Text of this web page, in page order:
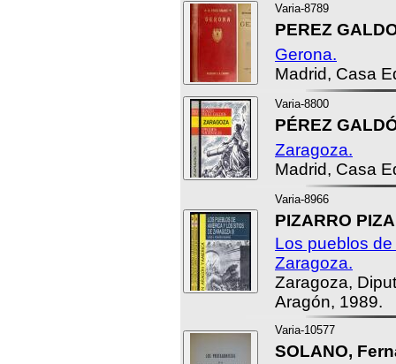
Varia-8789
PEREZ
Gerona.
Madrid, Casa
Varia-8800
PÉREZ
Zaragoza.
Madrid, Casa
Varia-8966
PIZARRO
Los pueblos
Zaragoza.
Zaragoza,
Aragón, 1989.
Varia-10577
SOLANO,